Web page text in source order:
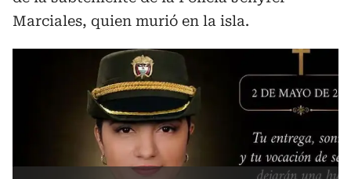
Marciales, quien murió en la isla.